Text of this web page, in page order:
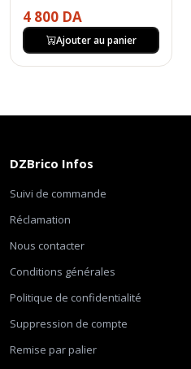
4 800 DA
Ajouter au panier
DZBrico Infos
Suivi de commande
Réclamation
Nous contacter
Conditions générales
Politique de confidentialité
Suppression de compte
Remise par palier